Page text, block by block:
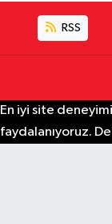
RSS
En iyi site
faydalanıyoruz.